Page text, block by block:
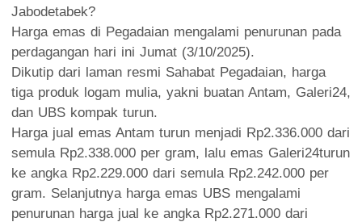
Jabodetabek?
Harga emas di Pegadaian mengalami penurunan pada
perdagangan hari ini Jumat (3/10/2025).
Dikutip dari laman resmi Sahabat Pegadaian, harga
tiga produk logam mulia, yakni buatan Antam, Galeri24,
dan UBS kompak turun.
Harga jual emas Antam turun menjadi Rp2.336.000 dari
semula Rp2.338.000 per gram, lalu emas Galeri24turun
ke angka Rp2.229.000 dari semula Rp2.242.000 per
gram. Selanjutnya harga emas UBS mengalami
penurunan harga jual ke angka Rp2.271.000 dari